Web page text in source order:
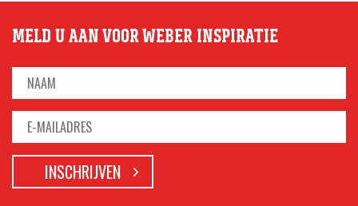
MELD U AAN VOOR WEBER INSPIRATIE